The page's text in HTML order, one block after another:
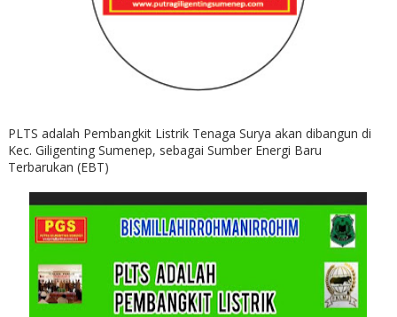
PLTS adalah Pembangkit Listrik Tenaga Surya akan dibangun di
Kec. Giligenting Sumenep, sebagai Sumber Energi Baru
Terbarukan (EBT)